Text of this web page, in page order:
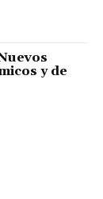
y de